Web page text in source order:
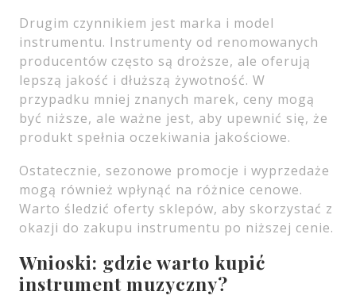
Drugim czynnikiem jest marka i model
instrumentu. Instrumenty od renomowanych
producentów często są droższe, ale oferują
lepszą jakość i dłuższą żywotność. W
przypadku mniej znanych marek, ceny mogą
być niższe, ale ważne jest, aby upewnić się, że
produkt spełnia oczekiwania jakościowe.
Ostatecznie, sezonowe promocje i wyprzedaże
mogą również wpłynąć na różnice cenowe.
Warto śledzić oferty sklepów, aby skorzystać z
okazji do zakupu instrumentu po niższej cenie.
Wnioski: gdzie warto kupić
instrument muzyczny?